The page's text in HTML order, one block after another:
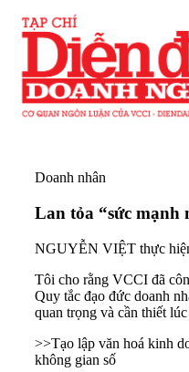
Doanh nhân
Lan tỏa “sức mạnh
NGUYỄN VIỆT thực
Tôi cho rằng VCCI đã
Quy tắc đạo đức doanh
quan trọng và cần thiết lúc
>>Tạo lập văn hoá kinh
không gian số